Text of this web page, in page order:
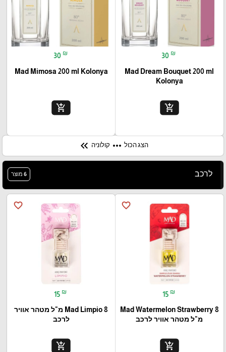
30 ₪
Mad Dream Bouquet 200 ml
Kolonya
add_shopping_cart
30 ₪
Mad Mimosa 200 ml Kolonya
add_shopping_cart
הצג הכול more_horiz קולוניה keyboard_double_arrow_left
לרכב 6 מוצר
favorite_border
15 ₪
Mad Watermelon Strawberry 8
מ"ל מטהר אוויר לרכב
add_shopping_cart
favorite_border
15 ₪
Mad Limpio 8 מ"ל מטהר אוויר
לרכב
add_shopping_cart